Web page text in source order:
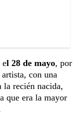
el 28 de mayo, por
con una
la recién nacida,
que era la mayor